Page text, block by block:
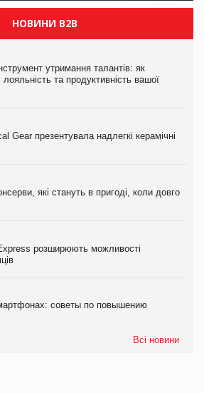
НОВИНИ B2B
утримання талантів: як
та продуктивність вашої
Gear презентувала надлегкі керамічні
які стануть в пригоді, коли довго
розширюють можливості
советы по повышению
Всі новини